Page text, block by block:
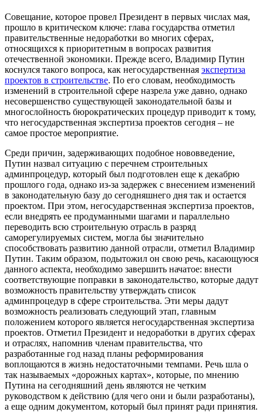
Совещание, которое провел Президент в первых числах мая,
прошло в критическом ключе: глава государства отметил
правительственные недоработки во многих сферах,
относящихся к приоритетным в вопросах развития
отечественной экономики. Прежде всего, Владимир Путин
коснулся такого вопроса, как негосударственная экспертиза
проектов в строительстве. По его словам, необходимость
изменений в строительной сфере назрела уже давно, однако
несовершенство существующей законодательной базы и
многослойность бюрократических процедур приводит к тому,
что негосударственная экспертиза проектов сегодня – не
самое простое мероприятие.
Среди причин, задерживающих подобное нововведение,
Путин назвал ситуацию с перечнем строительных
админпроцедур, который был подготовлен еще к декабрю
прошлого года, однако из-за задержек с внесением изменений
в законодательную базу до сегодняшнего дня так и остается
проектом. При этом, негосударственная экспертиза проектов,
если внедрять ее продуманными шагами и параллельно
переводить всю строительную отрасль в разряд
саморегулируемых систем, могла бы значительно
способствовать развитию данной отрасли, отметил Владимир
Путин. Таким образом, подытожил он свою речь, касающуюся
данного аспекта, необходимо завершить начатое: внести
соответствующие поправки в законодательство, которые дадут
возможность правительству утверждать список
админпроцедур в сфере строительства. Эти меры дадут
возможность реализовать следующий этап, главным
положением которого является негосударственная экспертиза
проектов. Отметил Президент и недоработки в других сферах
и отраслях, напомнив членам правительства, что
разработанные год назад планы реформирования
воплощаются в жизнь недостаточными темпами. Речь шла о
так называемых «дорожных картах», которые, по мнению
Путина на сегодняшний день являются не четким
руководством к действию (для чего они и были разработаны),
а еще одним документом, который был принят ради принятия.